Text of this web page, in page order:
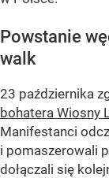
Powstanie
walk
23 października
bohatera Wiosny
Manifestanci
i pomaszerowali
dołączali się